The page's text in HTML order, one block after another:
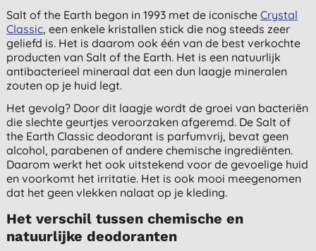
Salt of the Earth begon in 1993 met de iconischeCrystal
Classic, een enkele kristallen stick die nog steeds zeer
geliefd is. Het is daarom ook één van de best verkochte
producten van Salt of the Earth. Het is een natuurlijk
antibacterieel mineraal dat een dun laagje mineralen
zouten op je huid legt.
Het gevolg? Door dit laagje wordt de groei van bacteriën
die slechte geurtjes veroorzaken afgeremd. De Salt of
the Earth Classic deodorant is parfumvrij, bevat geen
alcohol, parabenen of andere chemische ingrediënten.
Daarom werkt het ook uitstekend voor de gevoelige huid
en voorkomt het irritatie. Het is ook mooi meegenomen
dat het geen vlekken nalaat op je kleding.
Het verschil tussen chemische en
natuurlijke deodoranten